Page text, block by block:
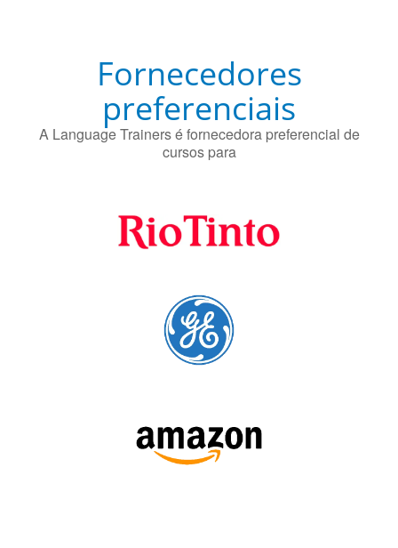
Fornecedores
preferenciais
A Language Trainers é fornecedora preferencial de
cursos para